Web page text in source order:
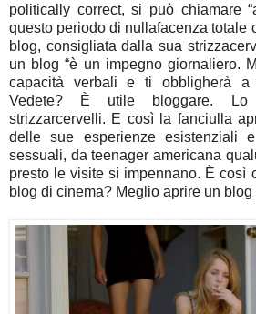
politically correct, si può chiamare
questo periodo di nullafacenza totale
blog, consigliata dalla sua
un blog “è un impegno giornaliero.
capacità verbali e ti obbligherà a
Vedete? È utile bloggare.
strizzarcervelli. E così la fanciulla
delle sue esperienze esistenziali
sessuali, da teenager americana
presto le visite si impennano. È così
blog di cinema? Meglio aprire un blog